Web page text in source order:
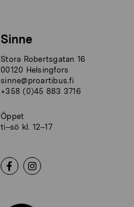
Sinne
Stora Robertsgatan 16
00120 Helsingfors
sinne@proartibus.fi
+358 (0)45 883 3716
Öppet
ti–sö kl. 12–17